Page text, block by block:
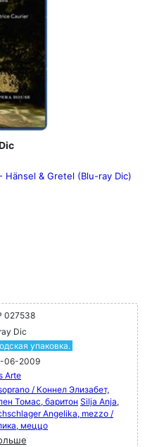
& Gretel (Blu-ray Dic)
027538
Dic
упаковка.
06-2009
Arte
/ Коннел Элизабет,
Томас, баритон Silja Anja,
Angelika, mezzo /
меццо